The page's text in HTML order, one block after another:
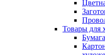
Товары для